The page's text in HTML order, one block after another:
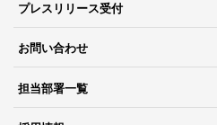
プレスリリース受付
お問い合わせ
担当部署一覧